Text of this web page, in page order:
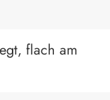
flach am